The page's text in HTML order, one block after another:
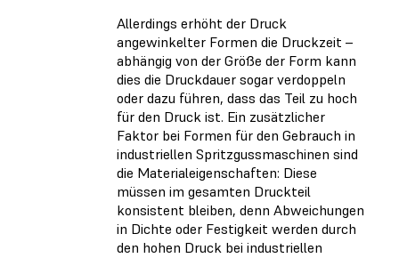
Allerdings erhöht der Druck
angewinkelter Formen die Druckzeit –
abhängig von der Größe der Form kann
dies die Druckdauer sogar verdoppeln
oder dazu führen, dass das Teil zu hoch
für den Druck ist. Ein zusätzlicher
Faktor bei Formen für den Gebrauch in
industriellen Spritzgussmaschinen sind
die Materialeigenschaften: Diese
müssen im gesamten Druckteil
konsistent bleiben, denn Abweichungen
in Dichte oder Festigkeit werden durch
den hohen Druck bei industriellen